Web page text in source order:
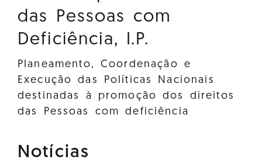
das Pessoas com
Deficiência, I.P.
Planeamento, Coordenação e
Execução das Políticas Nacionais
destinadas à promoção dos direitos
das Pessoas com deficiência
Notícias